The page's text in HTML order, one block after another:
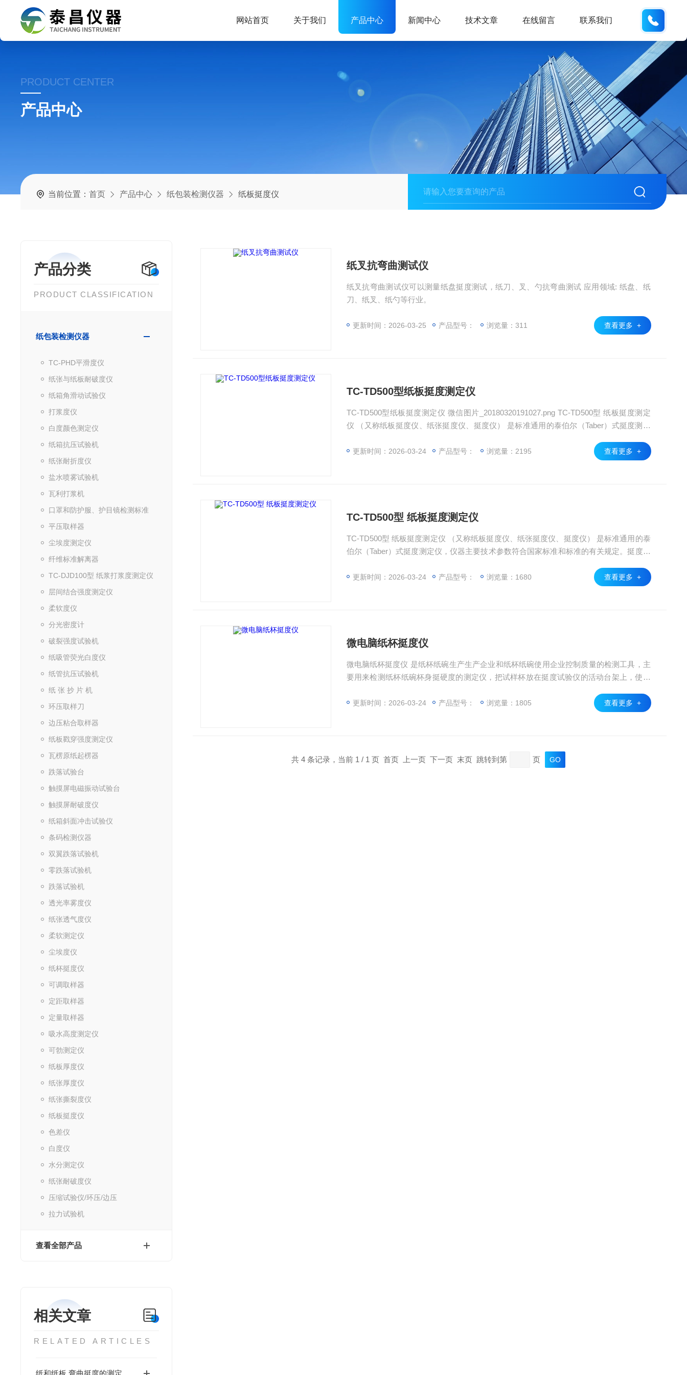
网站首页 关于我们 产品中心 新闻中心 技术文章 在线留言 联系我们
PRODUCT CENTER
产品中心
当前位置：首页 产品中心 纸包装检测仪器 纸板挺度仪
产品分类
PRODUCT CLASSIFICATION
纸包装检测仪器
TC-PHD平滑度仪
纸张与纸板耐破度仪
纸箱角滑动试验仪
打浆度仪
白度颜色测定仪
纸箱抗压试验机
纸张耐折度仪
盐水喷雾试验机
瓦利打浆机
口罩和防护服、护目镜检测标准
平压取样器
尘埃度测定仪
纤维标准解离器
TC-DJD100型 纸浆打浆度测定仪
层间结合强度测定仪
柔软度仪
分光密度计
破裂强度试验机
纸吸管荧光白度仪
纸管抗压试验机
纸 张 抄 片 机
环压取样刀
边压粘合取样器
纸板戳穿强度测定仪
瓦楞原纸起楞器
跌落试验台
触摸屏电磁振动试验台
触摸屏耐破度仪
纸箱斜面冲击试验仪
条码检测仪器
双翼跌落试验机
零跌落试验机
跌落试验机
透光率雾度仪
纸张透气度仪
柔软测定仪
尘埃度仪
纸杯挺度仪
可调取样器
定距取样器
定量取样器
吸水高度测定仪
可勃测定仪
纸板厚度仪
纸张厚度仪
纸张撕裂度仪
纸板挺度仪
色差仪
白度仪
水分测定仪
纸张耐破度仪
压缩试验仪/环压/边压
拉力试验机
查看全部产品
相关文章
RELATED ARTICLES
纸叉抗弯曲测试仪
纸叉抗弯曲测试仪可以测量纸盘挺度测试，纸刀、叉、勺抗弯曲测试 应用领域: 纸盘、纸
刀、纸叉、纸勺等行业。
更新时间：2026-03-25 产品型号： 浏览量：311 查看更多 +
TC-TD500型纸板挺度测定仪
TC-TD500型纸板挺度测定仪 微信图片_20180320191027.png TC-TD500型 纸板挺度测定
仪 （又称纸板挺度仪、纸张挺度仪、挺度仪） 是标准通用的泰伯尔（Taber）式挺度测定
的指标，泰伯尔式挺度仪是测定此项指标的仪器，泰伯挺度属于静态弯曲强度指标。
更新时间：2026-03-24 产品型号： 浏览量：2195 查看更多 +
TC-TD500型 纸板挺度测定仪
TC-TD500型 纸板挺度测定仪 （又称纸板挺度仪、纸张挺度仪、挺度仪） 是标准通用的泰
伯尔（Taber）式挺度测定仪，仪器主要技术参数符合国家标准和标准的有关规定。挺度是
静态弯曲强度指标。
更新时间：2026-03-24 产品型号： 浏览量：1680 查看更多 +
微电脑纸杯挺度仪
微电脑纸杯挺度仪 是纸杯纸碗生产生产企业和纸杯纸碗使用企业控制质量的检测工具，主
要用来检测纸杯纸碗杯身挺硬度的测定仪，把试样杯放在挺度试验仪的活动台架上，使传
分之二处。向前移动一定距离后仪器自动记录挺度值。
更新时间：2026-03-24 产品型号： 浏览量：1805 查看更多 +
共 4 条记录，当前 1 / 1 页 首页 上一页 下一页 末页 跳转到第 页